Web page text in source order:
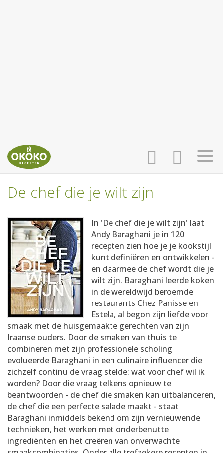
INLOGGEN
AANMELDEN
HOME
RECEPTEN
WEEKMENU'S
KOOKBOEKEN
De chef die je wilt zijn
In 'De chef die je wilt zijn' laat
Andy Baraghani je in 120
recepten zien hoe je je kookstijl
kunt definiëren en ontwikkelen -
en daarmee de chef wordt die je
wilt zijn. Baraghani leerde koken
in de wereldwijd beroemde
restaurants Chez Panisse en
Estela, al begon zijn liefde voor
smaak met de huisgemaakte gerechten van zijn
Iraanse ouders. Door de smaken van thuis te
combineren met zijn professionele scholing
evolueerde Baraghani in een culinaire influencer die
zichzelf continu de vraag stelde: wat voor chef wil ik
worden? Door die vraag telkens opnieuw te
beantwoorden - de chef die smaken kan uitbalanceren,
de chef die een perfecte salade maakt - staat
Baraghani inmiddels bekend om zijn vernieuwende
technieken, het werken met onderbenutte
ingrediënten en het creëren van onverwachte